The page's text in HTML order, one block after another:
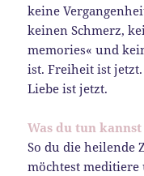
keine
keinen Schmerz,
memories« und
ist. Freiheit ist
Liebe ist jetzt.
Was du tun kannst
So du die heilende
möchtest meditiere